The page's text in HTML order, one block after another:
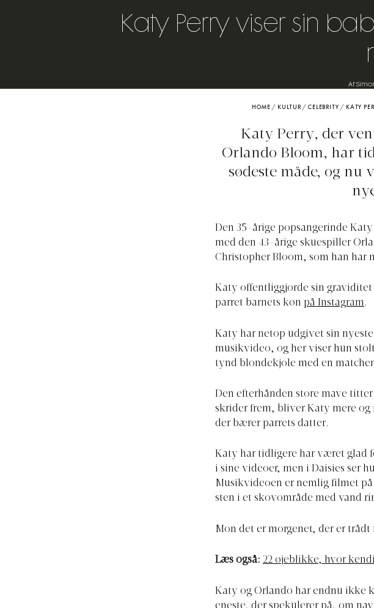
Katy Perry viser sin
Af
HOME / KULTUR / CELEBRITY / KATY
Katy Perry, der
Orlando Bloom, har
sødeste måde, og nu
Den 35-årige popsangerinde
med den 43-årige skuespiller
Christopher Bloom, som han har
Katy offentliggjorde sin graviditet
parret barnets køn på Instagram.
Katy har netop udgivet sin
musikvideo, og her viser hun
tynd blondekjole med en
Den efterhånden store mave
skrider frem, bliver Katy mere og
der bærer parrets datter.
Katy har tidligere har været glad
i sine videoer, men i Daisies ser
Musikvideoen er nemlig filmet
sten i et skovområde med vand
Mon det er morgenet, der er trådt
Læs også: 22 øjeblikke, hvor
Katy og Orlando har endnu ikke
eneste, der spekulerer på, om